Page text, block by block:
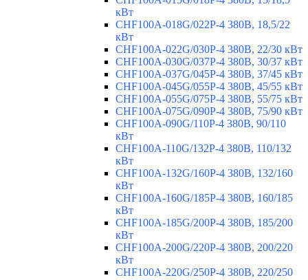
кВт
CHF100A-018G/022P-4 380В, 18,5/22
кВт
CHF100A-022G/030P-4 380В, 22/30 кВт
CHF100A-030G/037P-4 380В, 30/37 кВт
CHF100A-037G/045P-4 380В, 37/45 кВт
CHF100A-045G/055P-4 380В, 45/55 кВт
CHF100A-055G/075P-4 380В, 55/75 кВт
CHF100A-075G/090P-4 380В, 75/90 кВт
CHF100A-090G/110P-4 380В, 90/110
кВт
CHF100A-110G/132P-4 380В, 110/132
кВт
CHF100A-132G/160P-4 380В, 132/160
кВт
CHF100A-160G/185P-4 380В, 160/185
кВт
CHF100A-185G/200P-4 380В, 185/200
кВт
CHF100A-200G/220P-4 380В, 200/220
кВт
CHF100A-220G/250P-4 380В, 220/250